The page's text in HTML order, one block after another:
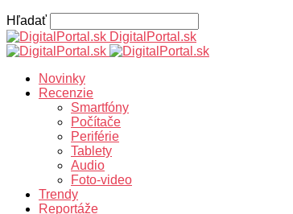
Hľadať
DigitalPortal.sk
Novinky
Recenzie
Smartfóny
Počítače
Periférie
Tablety
Audio
Foto-video
Trendy
Reportáže